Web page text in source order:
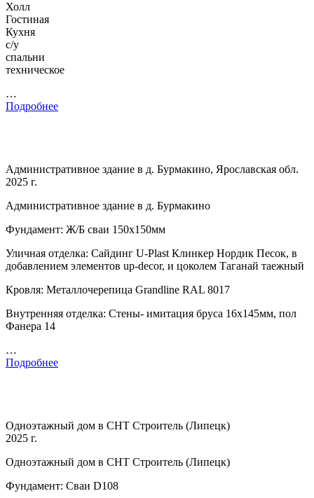
Холл
Гостиная
Кухня
с/у
спальни
техническое
…
Подробнее
Административное здание в д. Бурмакино, Ярославская обл.
2025 г.
Административное здание в д. Бурмакино
Фундамент: Ж/Б сваи 150х150мм
Уличная отделка: Сайдинг U-Plast Клинкер Нордик Песок, в
добавлением элементов up-decor, и цоколем Таганай таежный
Кровля: Металлочерепица Grandline RAL 8017
Внутренняя отделка: Стены- имитация бруса 16х145мм, пол
Фанера 14
…
Подробнее
Одноэтажный дом в СНТ Строитель (Липецк)
2025 г.
Одноэтажный дом в СНТ Строитель (Липецк)
Фундамент: Сваи D108